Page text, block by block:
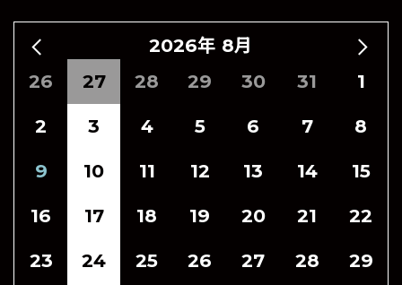
2026年 8月
26
27 28 29 30 31
1
2
3 4 5 6 7
8
9
10 11 12 13 14
15
16
17 18 19 20 21
22
23
24 25 26 27 28
29